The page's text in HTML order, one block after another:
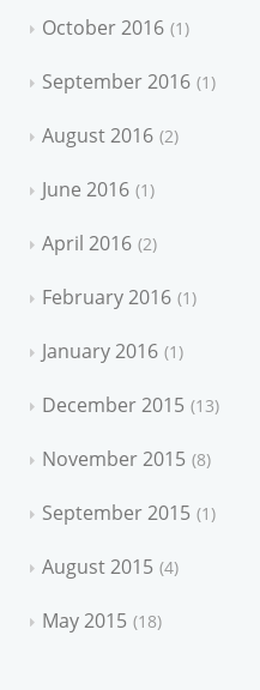
October 2016 1
September 2016 1
August 2016 2
June 2016 1
April 2016 2
February 2016 1
January 2016 1
December 2015 13
November 2015 8
September 2015 1
August 2015 4
May 2015 18